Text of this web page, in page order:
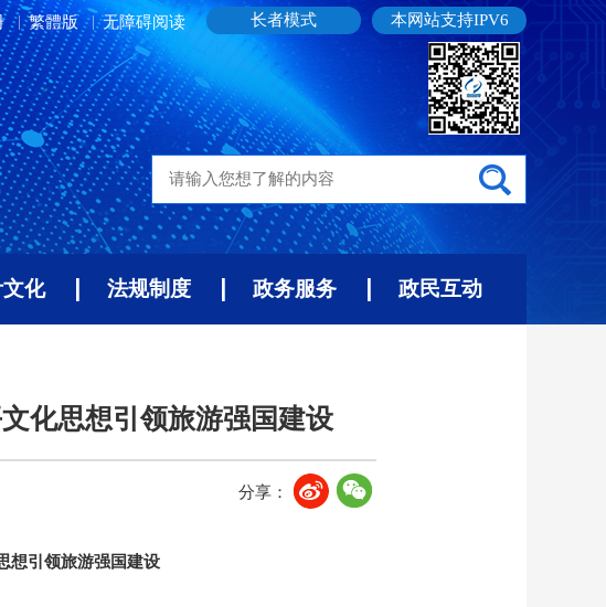
本网站支持IPV6
长者模式
繁體版 无障碍阅读
化 法规制度 政务服务 政民互动
化思想引领旅游强国建设
分享：
想引领旅游强国建设